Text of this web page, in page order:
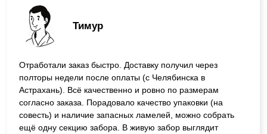
Тимур
Отработали заказ быстро. Доставку получил через
полторы недели после оплаты (с Челябинска в
Астрахань). Всё качественно и ровно по размерам
согласно заказа. Порадовало качество упаковки (на
совесть) и наличие запасных ламелей, можно собрать
ещё одну секцию забора. В живую забор выглядит